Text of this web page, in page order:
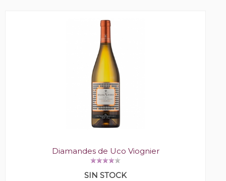
Diamandes de Uco Viognier
SIN STOCK